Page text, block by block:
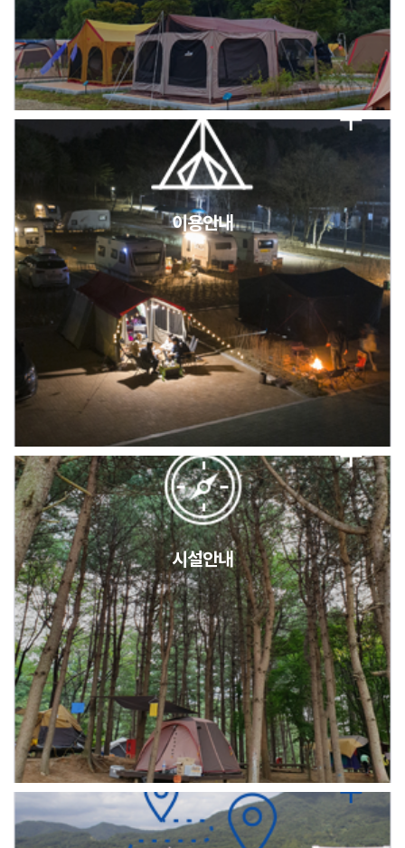
2026년 5월 캠핑장 안점 점검의 날 변경 안내
캠핑장(9월1일~6일) 미운영 공지
2026년 5월 캠핑장 안점 점검의 날 변경 안내
캠핑장(9월1일~6일) 미운영 공지
[6/1]전산시스템 점검 및 안정화에 따른 서비스 이용 제한 안내
이용안내
시설안내